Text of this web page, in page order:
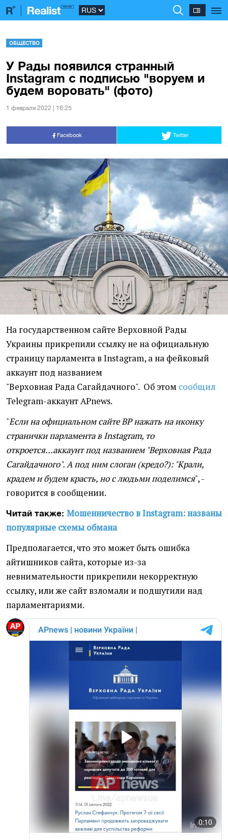
ОБЩЕСТВО
У Рады появился странный
Instagram с подписью "воруем и
будем воровать" (фото)
1 февраля 2022 | 16:25
Facebook Twitter
На государственном сайте Верховной Рады
Украины прикрепили ссылку не на официальную
страницу парламента в Instagram, а на фейковый
аккаунт под названием
"Верховная Рада Сагайдачного". Об этом сообщил
Telegram-аккаунт APnews.
"Если на официальном сайте ВР нажать на иконку
странички парламента в Instagram, то
откроется...аккаунт под названием "Верховная Рада
Сагайдачного". А под ним слоган (кредо?): "Крали,
крадем и будем красть, но с людьми поделимся", -
говорится в сообщении.
Читай также: Мошенничество в Instagram: названы
популярные схемы обмана
Предполагается, что это может быть ошибка
айтишников сайта, которые из-за
невнимательности прикрепили некорректную
ссылку, или же сайт взломали и подшутили над
парламентариями.